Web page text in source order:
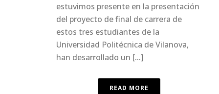
estuvimos presente en la presentación
del proyecto de final de carrera de
estos tres estudiantes de la
Universidad Politécnica de Vilanova,
han desarrollado un [...]
READ MORE